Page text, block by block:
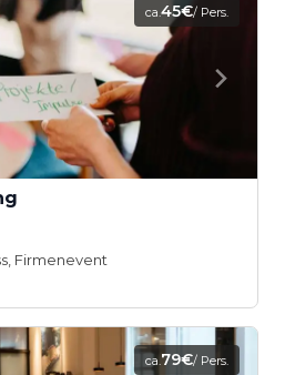
ca.45€/ Pers.
Firmenevent
ca.79€/ Pers.